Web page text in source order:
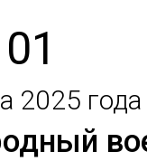
01
2025 года